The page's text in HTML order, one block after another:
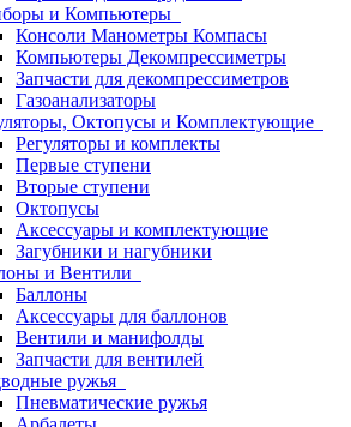
и Компьютеры
Консоли Манометры Компасы
Компьютеры Декомпрессиметры
Запчасти для декомпрессиметров
Газоанализаторы
Октопусы и Комплектующие
Регуляторы и комплекты
Первые ступени
Вторые ступени
Октопусы
Аксессуары и комплектующие
Загубники и нагубники
и Вентили
Баллоны
Аксессуары для баллонов
Вентили и манифолды
Запчасти для вентилей
ружья
Пневматические ружья